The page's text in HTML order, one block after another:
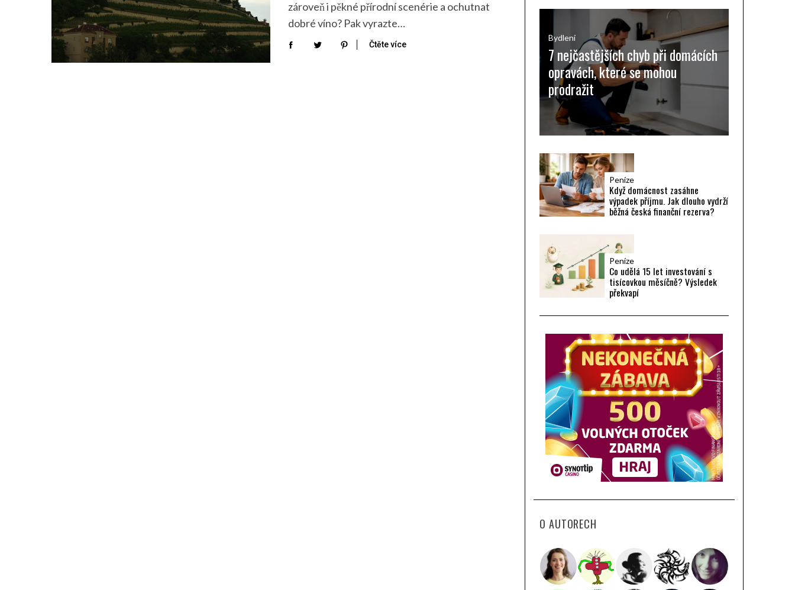
zároveň i pěkné přírodní scenérie a ochutnat
dobré víno? Pak vyrazte…
Čtěte více
Bydlení
7 nejčastějších chyb při domácích
opravách, které se mohou
prodražit
Peníze
Když domácnost zasáhne
výpadek příjmu. Jak dlouho vydrží
běžná česká finanční rezerva?
Peníze
Co udělá 15 let investování s
tisícovkou měsíčně? Výsledek
překvapí
O AUTORECH